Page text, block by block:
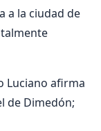
a la ciudad de
Luciano afirma
de Dimedón;